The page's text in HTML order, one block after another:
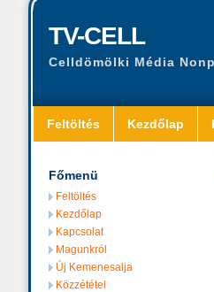
TV-CELL
Celldömölki Média
Feltöltés Kezdőlap
Főmenü
Feltöltés
Kezdőlap
Kapcsolat
Magunkról
Új Kemenesalja
Közzététel